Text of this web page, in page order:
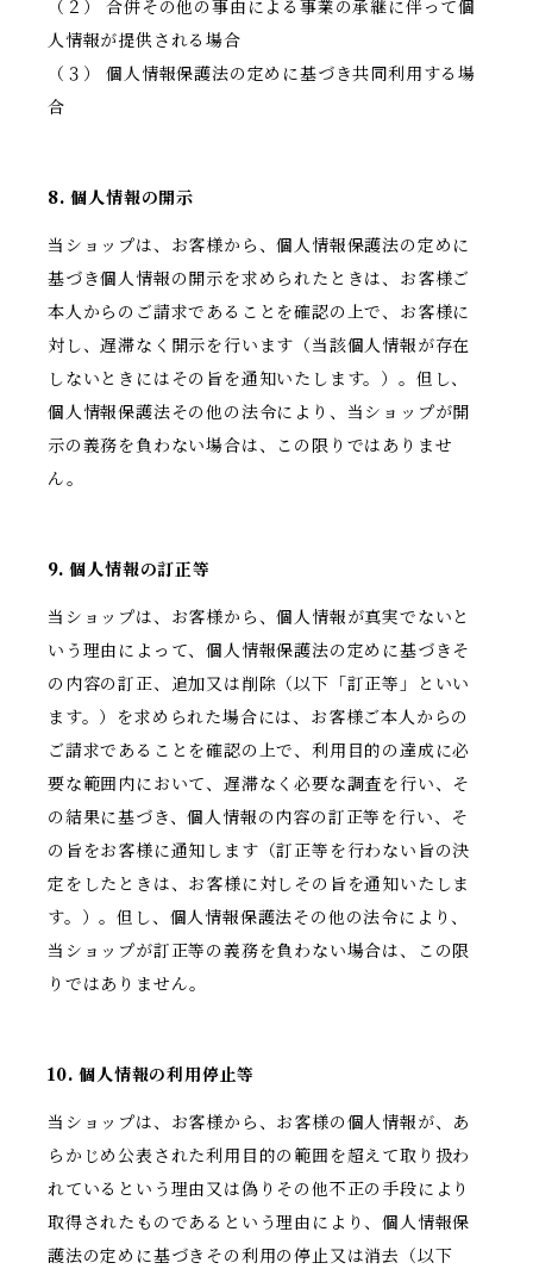
（２） 合併その他の事由による事業の承継に伴って個
人情報が提供される場合
（３） 個人情報保護法の定めに基づき共同利用する場
合
8. 個人情報の開示
当ショップは、お客様から、個人情報保護法の定めに
基づき個人情報の開示を求められたときは、お客様ご
本人からのご請求であることを確認の上で、お客様に
対し、遅滞なく開示を行います（当該個人情報が存在
しないときにはその旨を通知いたします。）。但し、
個人情報保護法その他の法令により、当ショップが開
示の義務を負わない場合は、この限りではありませ
ん。
9. 個人情報の訂正等
当ショップは、お客様から、個人情報が真実でないと
いう理由によって、個人情報保護法の定めに基づきそ
の内容の訂正、追加又は削除（以下「訂正等」といい
ます。）を求められた場合には、お客様ご本人からの
ご請求であることを確認の上で、利用目的の達成に必
要な範囲内において、遅滞なく必要な調査を行い、そ
の結果に基づき、個人情報の内容の訂正等を行い、そ
の旨をお客様に通知します（訂正等を行わない旨の決
定をしたときは、お客様に対しその旨を通知いたしま
す。）。但し、個人情報保護法その他の法令により、
当ショップが訂正等の義務を負わない場合は、この限
りではありません。
10. 個人情報の利用停止等
当ショップは、お客様から、お客様の個人情報が、あ
らかじめ公表された利用目的の範囲を超えて取り扱わ
れているという理由又は偽りその他不正の手段により
取得されたものであるという理由により、個人情報保
護法の定めに基づきその利用の停止又は消去（以下